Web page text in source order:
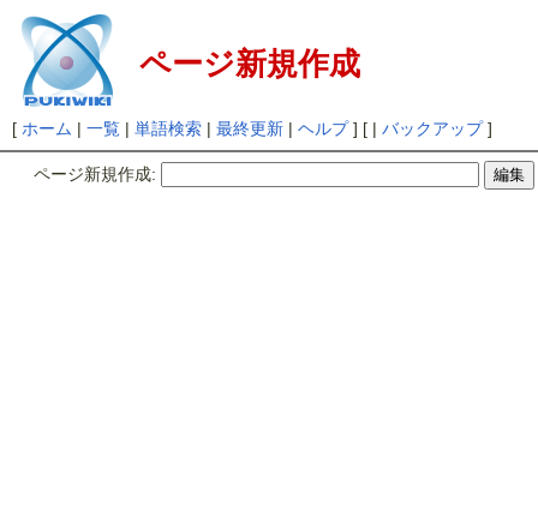
ページ新規作成
[ ホーム | 一覧| 単語検索| 最終更新| ヘルプ] [ | バックアップ]
ページ新規作成: